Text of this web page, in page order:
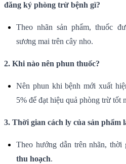
đăng ký phòng trừ bệnh gì?
Theo nhãn sản phẩm, thuốc
sương mai trên cây nho.
2. Khi nào nên phun thuốc?
Nên phun khi bệnh mới xuất
5% để đạt hiệu quả phòng trừ tốt
3. Thời gian cách ly của sản phẩm
Theo hướng dẫn trên nhãn,
thu hoạch.